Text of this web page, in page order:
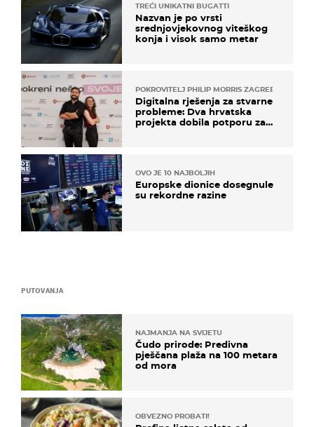
PUTOVANJA
NAJMANJA NA SVIJETU
Čudo prirode: Predivna
pješčana plaža na 100 metara
od mora
OBVEZNO PROBATI!
TREĆI UNIKATNI BUGATTI
Nazvan je po vrsti
srednjovjekovnog viteškog
konja i visok samo metar
POKROVITELJ PHILIP MORRIS ZAGREB
Digitalna rješenja za stvarne
probleme: Dva hrvatska
projekta dobila potporu za
OVO JE 10 NAJBOLJIH
Europske dionice dosegnule
su rekordne razine